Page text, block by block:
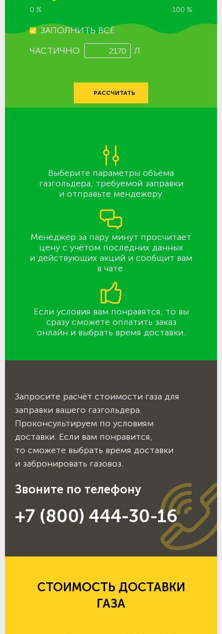
0 % 100 %
ЗАПОЛНИТЬ ВСЁ
ЧАСТИЧНО
Л
РАССЧИТАТЬ
Выберите параметры объёма
газгольдера, требуемой заправки
и отправьте мендежеру.
Менеджер за пару минут просчитает
цену с учётом последних данных
и действующих акций и сообщит вам
в чате.
Если условия вам понравятся, то вы
сразу сможете оплатить заказ
онлайн и выбрать время доставки.
Запросите расчёт стоимости газа для
заправки вашего газгольдера.
Проконсультируем по условиям
доставки. Если вам понравится,
то сможете выбрать время доставки
и забронировать газовоз.
Звоните по телефону
+7 (800) 444-30-16
СТОИМОСТЬ ДОСТАВКИ
ГАЗА